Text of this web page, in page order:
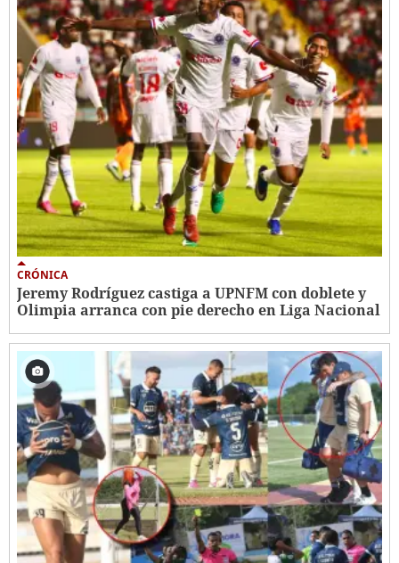
CRÓNICA
Jeremy Rodríguez castiga a UPNFM con doblete y
Olimpia arranca con pie derecho en Liga Nacional